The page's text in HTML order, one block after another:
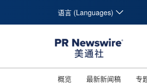
语言 (Languages)
概览 最新新闻稿 专